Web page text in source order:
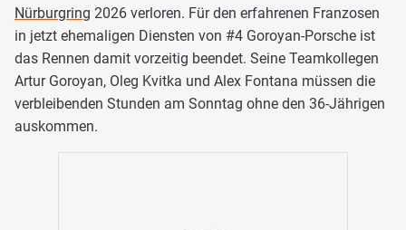
Nürburgring 2026 verloren. Für den erfahrenen Franzosen
in jetzt ehemaligen Diensten von #4 Goroyan-Porsche ist
das Rennen damit vorzeitig beendet. Seine Teamkollegen
Artur Goroyan, Oleg Kvitka und Alex Fontana müssen die
verbleibenden Stunden am Sonntag ohne den 36-Jährigen
auskommen.